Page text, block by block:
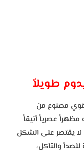
طويلاً
قوي مصنوع من
عصرياً أنيقاً
يقتصر على الشكل
والتآكل،